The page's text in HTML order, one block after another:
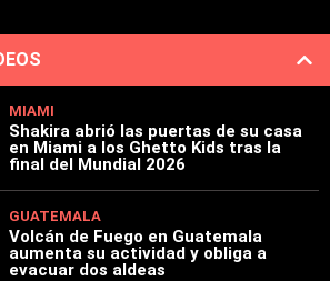
MIAMI
Shakira abrió las puertas de su casa
en Miami a los Ghetto Kids tras la
final del Mundial 2026
GUATEMALA
Volcán de Fuego en Guatemala
aumenta su actividad y obliga a
evacuar dos aldeas